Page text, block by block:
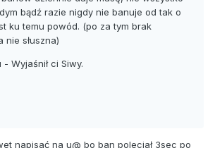
bądź razie nigdy nie banuje od tak o
ku temu powód. (po za tym brak
nie słuszna)
Wyjaśnił ci Siwy.
napisać na u@ bo ban poleciał 3sec po